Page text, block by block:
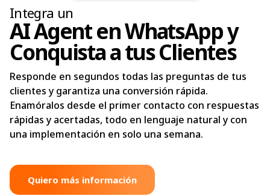
Integra un
AI Agent en WhatsApp y
Conquista a tus Clientes
Responde en segundos todas las preguntas de tus
clientes y garantiza una conversión rápida.
Enamóralos desde el primer contacto con respuestas
rápidas y acertadas, todo en lenguaje natural y con
una implementación en solo una semana.
Quiero más información